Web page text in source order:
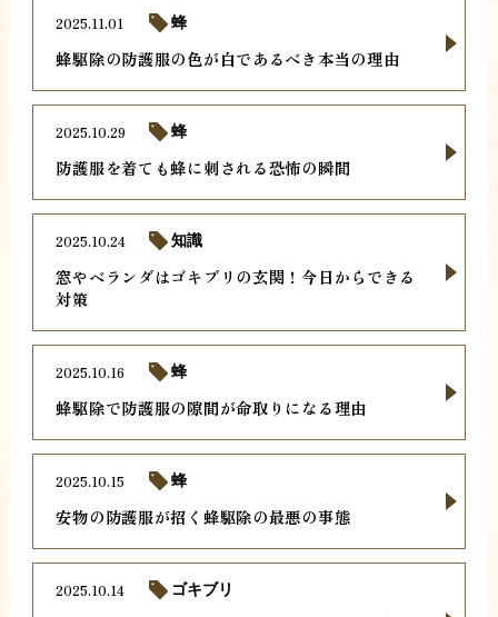
蜂駆除の防護服の色が白であるべき本当の理由
2025.11.01 蜂
防護服を着ても蜂に刺される恐怖の瞬間
2025.10.29 蜂
窓やベランダはゴキブリの玄関！今日からできる
対策
2025.10.24 知識
蜂駆除で防護服の隙間が命取りになる理由
2025.10.16 蜂
安物の防護服が招く蜂駆除の最悪の事態
2025.10.15 蜂
2025.10.14 ゴキブリ